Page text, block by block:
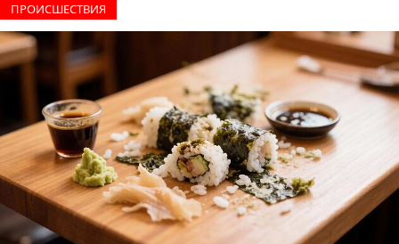
ПРОИCШЕСТВИЯ